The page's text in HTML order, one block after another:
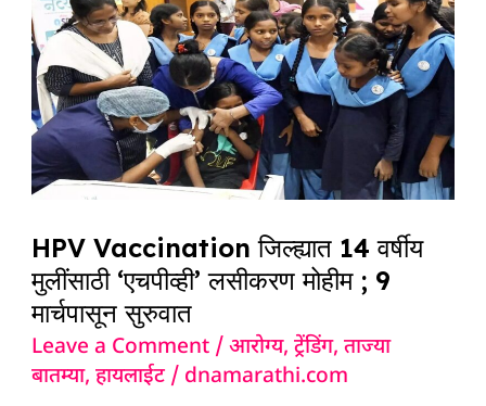
HPV Vaccination जिल्ह्यात 14 वर्षीय
मुलींसाठी ‘एचपीव्ही’ लसीकरण मोहीम ; 9
मार्चपासून सुरुवात
Leave a Comment /आरोग्य,ट्रेंडिंग,ताज्या
बातम्या,हायलाईट/ dnamarathi.com
Vaccination
जिल्ह्यात
14
वर्षीय
मुलींसाठी
‘एचपीव्ही’
मोहीम
;
9
मार्चपासून
सुरुवात